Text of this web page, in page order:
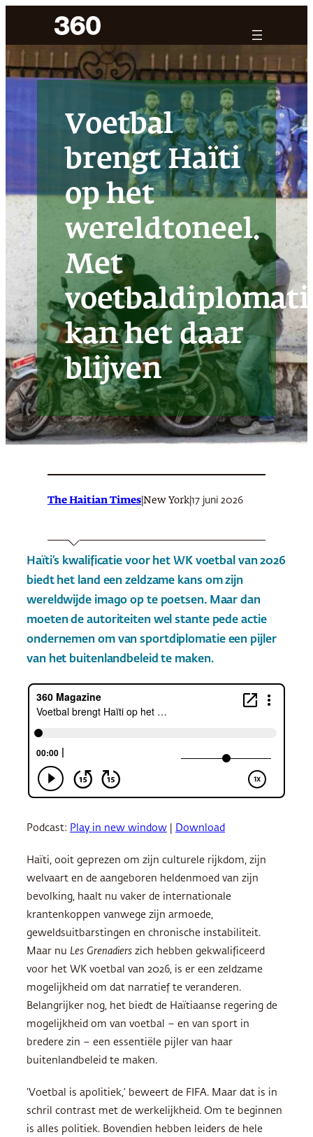
de
inhoud
Voetbal
brengt Haïti
op het
wereldtoneel.
Met
kan het daar
blijven
The Haitian Times New York 17 juni 2026
Haïti’s kwalificatie voor het WK voetbal van 2026
biedt het land een zeldzame kans om zijn
wereldwijde imago op te poetsen. Maar dan
moeten de autoriteiten wel stante pede actie
ondernemen om van sportdiplomatie een pijler
van het buitenlandbeleid te maken.
Podcast: Play in new window Download
Haïti, ooit geprezen om zijn culturele rijkdom, zijn
welvaart en de aangeboren heldenmoed van zijn
bevolking, haalt nu vaker de internationale
krantenkoppen vanwege zijn armoede,
geweldsuitbarstingen en chronische instabiliteit.
Maar nu Les Grenadiers zich hebben gekwalificeerd
voor het WK voetbal van 2026, is er een zeldzame
mogelijkheid om dat narratief te veranderen.
Belangrijker nog, het biedt de Haïtiaanse regering de
mogelijkheid om van voetbal – en van sport in
bredere zin – een essentiële pijler van haar
buitenlandbeleid te maken.
‘Voetbal is apolitiek,’ beweert de FIFA. Maar dat is in
schril contrast met de werkelijkheid. Om te beginnen
is alles politiek. Bovendien hebben leiders de hele